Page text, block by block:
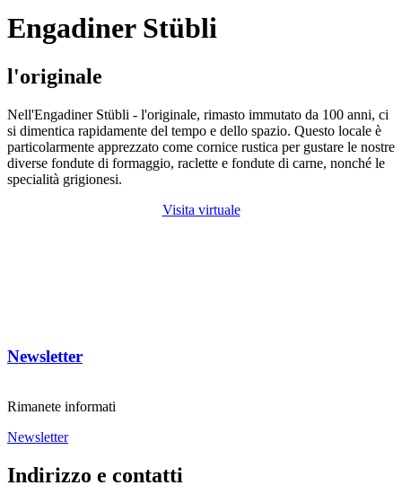
Engadiner Stübli
l'originale
Nell'Engadiner Stübli - l'originale, rimasto immutato da 100 anni, ci
si dimentica rapidamente del tempo e dello spazio. Questo locale è
particolarmente apprezzato come cornice rustica per gustare le nostre
diverse fondute di formaggio, raclette e fondute di carne, nonché le
specialità grigionesi.
Visita virtuale
Newsletter
Rimanete informati
Newsletter
Indirizzo e contatti